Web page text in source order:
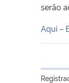
serão
Aqui –